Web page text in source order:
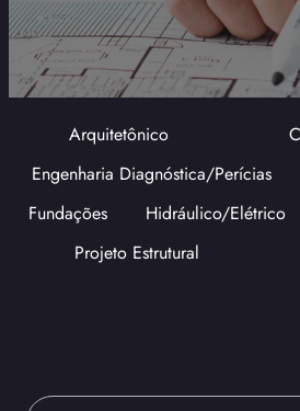
Arquitetônico
Engenharia Diagnóstica/Perícias
Fundações
Hidráulico/Elétrico
Projeto Estrutural